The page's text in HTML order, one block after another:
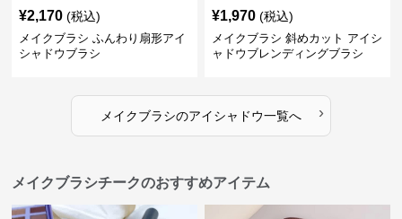
¥2,170 (税込)
メイクブラシ ふんわり扇形アイ
シャドウブラシ
¥1,970 (税込)
メイクブラシ 斜めカット アイシ
ャドウブレンディングブラシ
メイクブラシのアイシャドウ一覧へ ›
メイクブラシチークのおすすめアイテム